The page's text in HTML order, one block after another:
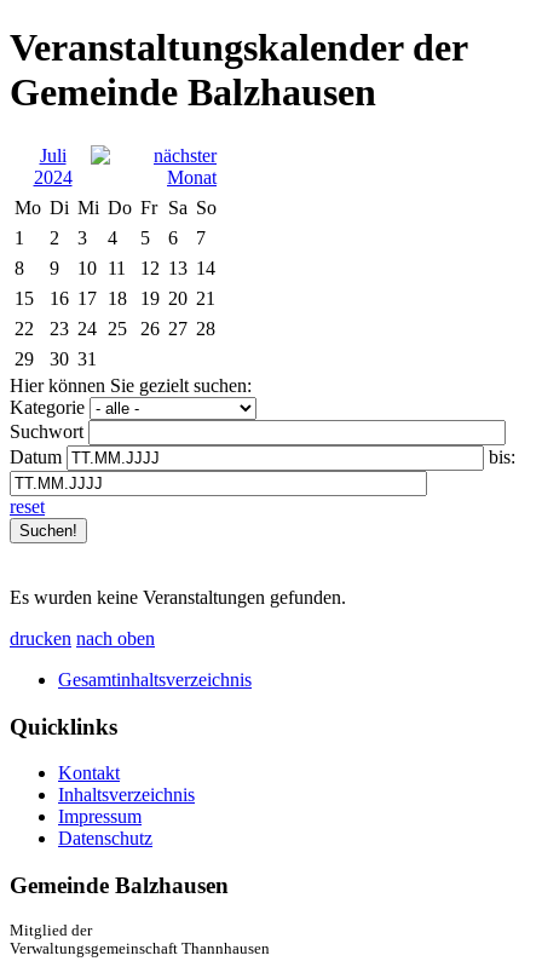
Veranstaltungskalender der
Gemeinde Balzhausen
Juli
2024
Mo Di Mi Do Fr Sa So
1
2 3 4 5 6
7
8
9 10 11 12 13 14
15
16 17 18 19 20 21
22
23 24 25 26 27 28
29
30 31
Hier können Sie gezielt suchen:
Kategorie
Suchwort
Datum
bis:
reset
Es wurden keine Veranstaltungen gefunden.
drucken nach oben
Gesamtinhaltsverzeichnis
Quicklinks
Kontakt
Inhaltsverzeichnis
Impressum
Datenschutz
Gemeinde Balzhausen
Mitglied der
Verwaltungsgemeinschaft Thannhausen